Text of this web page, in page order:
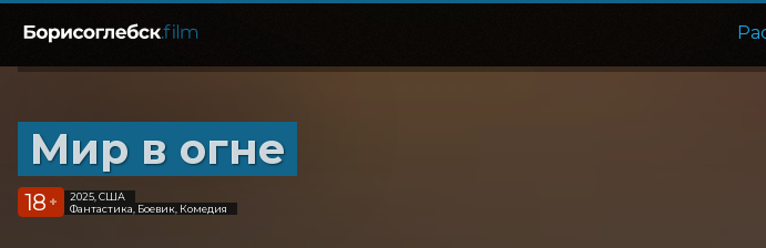
Мир в огне
18 +
2025, США
Фантастика, Боевик, Комедия